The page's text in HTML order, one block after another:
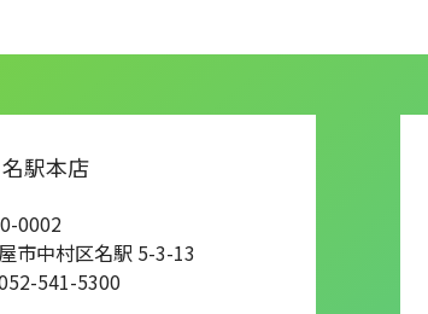
名駅本店
0002
市中村区名駅 5-3-13
541-5300